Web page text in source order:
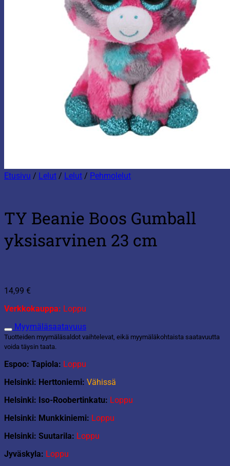
Etusivu / Lelut / Lelut / Pehmolelut
TY Beanie Boos Gumball
yksisarvinen 23 cm
14,99 €
Verkkokauppa: Loppu
Myymäläsaatavuus
Tuotteiden myymäläsaldot vaihtelevat, eikä myymäläkohtaista saatavuutta
voida täysin taata.
Espoo: Tapiola: Loppu
Helsinki: Herttoniemi: Vähissä
Helsinki: Iso-Roobertinkatu: Loppu
Helsinki: Munkkiniemi: Loppu
Helsinki: Suutarila: Loppu
Jyväskyla: Loppu